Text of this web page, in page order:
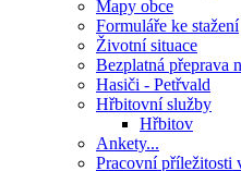
Mapy obce
Formuláře ke stažení
Životní situace
Bezplatná přeprava
Hasiči - Petřvald
Hřbitovní služby
Hřbitov
Ankety...
Pracovní příležitosti